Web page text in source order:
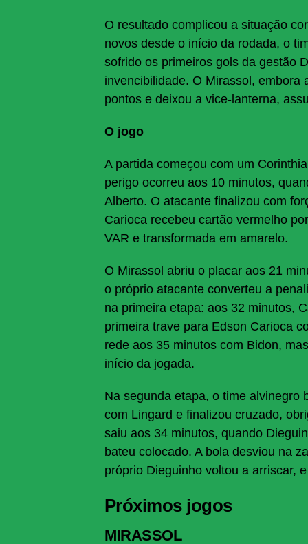
O resultado complicou a situação
novos desde o início da rodada, o
sofrido os primeiros gols da gestão
invencibilidade. O Mirassol, embora
pontos e deixou a vice-lanterna,
O jogo
A partida começou com um
perigo ocorreu aos 10 minutos,
Alberto. O atacante finalizou com
Carioca recebeu cartão vermelho
VAR e transformada em amarelo.
O Mirassol abriu o placar aos 21
o próprio atacante converteu a
na primeira etapa: aos 32 minutos,
primeira trave para Edson Carioca
rede aos 35 minutos com Bidon,
início da jogada.
Na segunda etapa, o time alvinegro
com Lingard e finalizou cruzado,
saiu aos 34 minutos, quando
bateu colocado. A bola desviou na
próprio Dieguinho voltou a arriscar,
Próximos jogos
MIRASSOL